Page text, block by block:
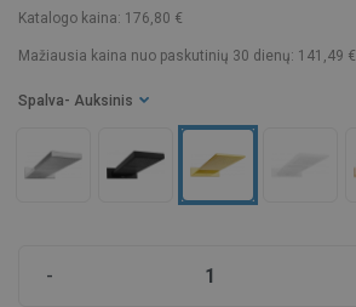
Katalogo kaina: 176,80 €
Mažiausia kaina nuo paskutinių 30 dienų: 141,49 €
Spalva - Auksinis
-